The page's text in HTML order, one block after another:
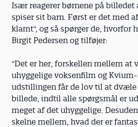
Især reagerer børnene på billedet
spiser sit barn. Først er det med
klamt", og så spørger de, hvorfor
Birgit Pedersen og tilføjer:
"Det er her, forskellen mellem at
uhyggelige voksenfilm og
udstillingen får de lov til at dvæle
billede, indtil alle spørgsmål er
meget af det uhyggelige.
skelne mellem, hvad der er